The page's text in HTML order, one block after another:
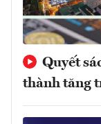
Quyết
thành tăng